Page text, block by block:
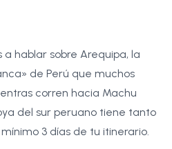
a hablar sobre Arequipa, la
de Perú que muchos
corren hacia Machu
del sur peruano tiene tanto
3 días de tu itinerario.